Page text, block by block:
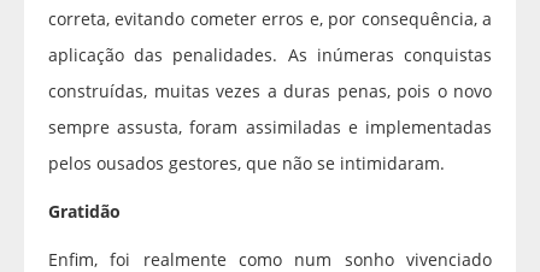
correta, evitando cometer erros e, por consequência, a
aplicação das penalidades. As inúmeras conquistas
construídas, muitas vezes a duras penas, pois o novo
sempre assusta, foram assimiladas e implementadas
pelos ousados gestores, que não se intimidaram.
Gratidão
Enfim, foi realmente como num sonho vivenciado